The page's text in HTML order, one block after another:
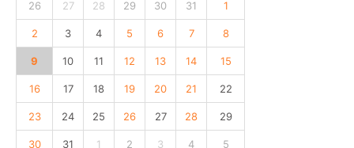
26 27 28 29 30 31 1
2 3 4 5 6 7 8
9 10 11 12 13 14 15
16 17 18 19 20 21 22
23 24 25 26 27 28 29
30 31 1 2 3 4 5